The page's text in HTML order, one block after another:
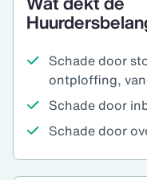
Schade door
ontploffing,
Schade door
Schade door